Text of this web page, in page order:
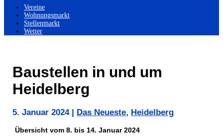
Vereine
Wohnungsmarkt
Stellenmarkt
Wetter
Baustellen in und um
Heidelberg
5. Januar 2024| Das Neueste, Heidelberg
Übersicht vom 8. bis 14. Januar 2024